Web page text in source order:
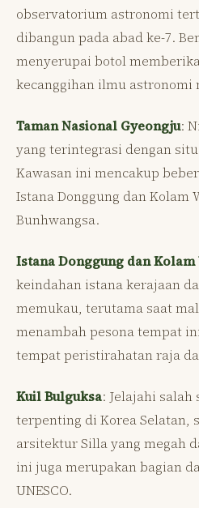
observatorium astronomi
dibangun pada abad ke-7.
menyerupai botol
kecanggihan ilmu astronomi
Taman Nasional Gyeongju:
yang terintegrasi dengan
Kawasan ini mencakup
Istana Donggung dan Kolam
Bunhwangsa.
Istana Donggung dan
keindahan istana kerajaan
memukau, terutama saat
menambah pesona tempat
tempat peristirahatan raja
Kuil Bulguksa: Jelajahi
terpenting di Korea Selatan,
arsitektur Silla yang megah
ini juga merupakan bagian
UNESCO.